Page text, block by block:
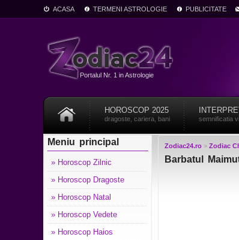
ACASA TERMENI ASTROLOGIE PUBLICITATE
Portalul Nr. 1 in Astrologie
HOROSCOP 2025
dragoste, cariera, bani semnificatia
Meniu principal
» Horoscop Zilnic
» Horoscop Dragoste
» Horoscop Natal
» Horoscop Vedete
» Horoscop Haios
Zodiac24.ro > Zodiac
Barbatul